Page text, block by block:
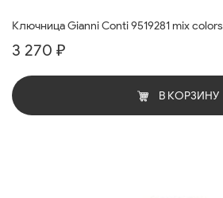
Ключница Gianni Conti 9519281 mix colors
3 270 ₽
В КОРЗИНУ